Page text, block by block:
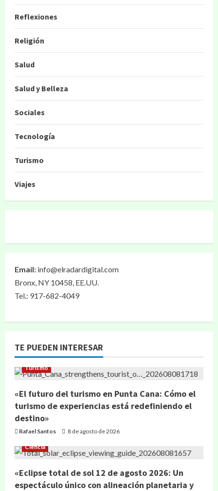
Reflexiones
Religión
Salud
Salud y Belleza
Sociales
Tecnología
Turismo
Viajes
Email: info@elradardigital.com
Bronx, NY 10458, EE.UU.
Tel.: 917-682-4049
TE PUEDEN INTERESAR
Turismo
«El futuro del turismo en Punta Cana: Cómo el
turismo de experiencias está redefiniendo el
destino»
Rafael Santos 8 de agosto de 2026
Ciencia
«Eclipse total de sol 12 de agosto 2026: Un
espectáculo único con alineación planetaria y